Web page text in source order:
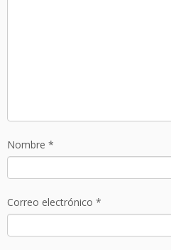
Nombre *
Correo electrónico *